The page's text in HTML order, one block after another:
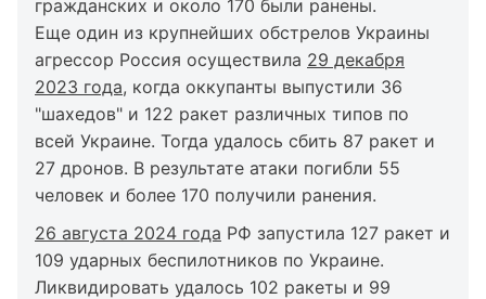
гражданских и около 170 были ранены.
Еще один из крупнейших обстрелов Украины
агрессор Россия осуществила 29 декабря
2023 года, когда оккупанты выпустили 36
"шахедов" и 122 ракет различных типов по
всей Украине. Тогда удалось сбить 87 ракет и
27 дронов. В результате атаки погибли 55
человек и более 170 получили ранения.
26 августа 2024 года РФ запустила 127 ракет и
109 ударных беспилотников по Украине.
Ликвидировать удалось 102 ракеты и 99